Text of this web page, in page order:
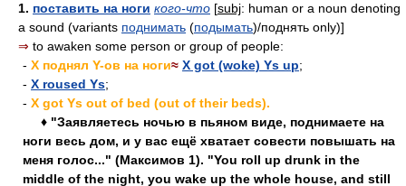
1. поставить на ноги кого-что [subj: human or a noun denoting
a sound (variants поднимать (подымать)/поднять only)]
⇒ to awaken some person or group of people:
- X поднял Y-ов на ноги≈ X got (woke) Ys up;
- X roused Ys;
- X got Ys out of bed (out of their beds).
♦ "Заявляетесь ночью в пьяном виде, поднимаете на
ноги весь дом, и у вас ещё хватает совести повышать на
меня голос..." (Максимов 1). "You roll up drunk in the
middle of the night, you wake up the whole house, and still